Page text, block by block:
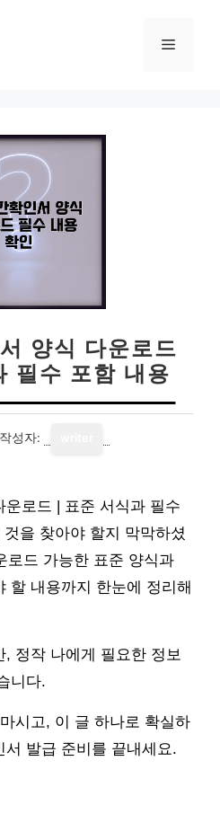
메
양식 다운로드
필수 포함 내용
작성자:
로드 | 표준 서식과 필수
을 찾아야 할지 막막하셨
로드 가능한 표준 양식과
할 내용까지 한눈에 정리해
, 정작 나에게 필요한 정보
니다.
시고, 이 글 하나로 확실하
발급 준비를 끝내세요.